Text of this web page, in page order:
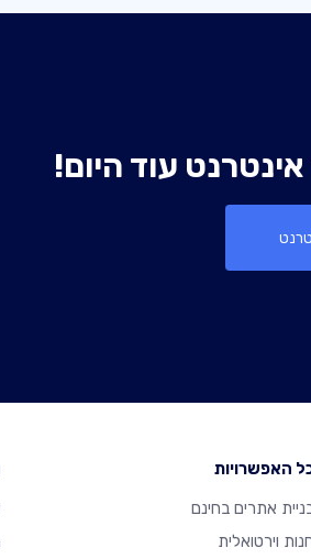
עוד היום!
האפשרויות
אתרים בחינם
וירטואלית